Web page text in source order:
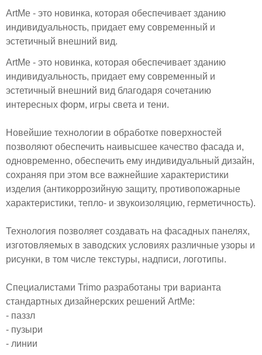
ArtMe - это новинка, которая обеспечивает зданию
индивидуальность, придает ему современный и
эстетичный внешний вид.
ArtMe - это новинка, которая обеспечивает зданию
индивидуальность, придает ему современный и
эстетичный внешний вид благодаря сочетанию
интересных форм, игры света и тени.
Новейшие технологии в обработке поверхностей
позволяют обеспечить наивысшее качество фасада и,
одновременно, обеспечить ему индивидуальный дизайн,
сохраняя при этом все важнейшие характеристики
изделия (антикоррозийную защиту, противопожарные
характеристики, тепло- и звукоизоляцию, герметичность).
Технология позволяет создавать на фасадных панелях,
изготовляемых в заводских условиях различные узоры и
рисунки, в том числе текстуры, надписи, логотипы.
Специалистами Trimo разработаны три варианта
стандартных дизайнерских решений ArtMe:
- паззл
- пузыри
- линии